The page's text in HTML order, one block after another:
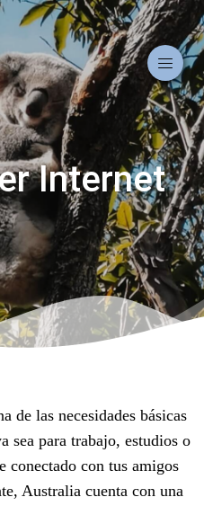
Internet
de las necesidades básicas
sea para trabajo, estudios o
conectado con tus amigos
Australia cuenta con una